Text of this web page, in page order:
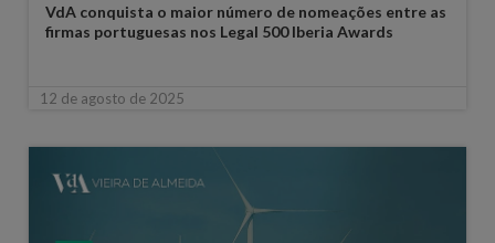
VdA conquista o maior número de nomeações entre as
firmas portuguesas nos Legal 500 Iberia Awards
12 de agosto de 2025